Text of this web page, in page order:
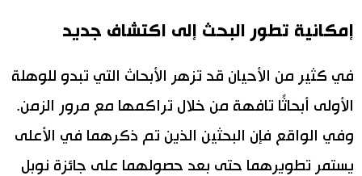
إمكانية تطور البحث إلى اكتشاف جديد
في كثير من الأحيان قد تزهر الأبحاث التي تبدو للوهلة
الأولى أبحاثًا تافهة من خلال تراكمها مع مرور الزمن.
وفي الواقع فإن البحثين الذين تم ذكرهما في الأعلى
يستمر تطويرهما حتى بعد حصولهما على جائزة نوبل